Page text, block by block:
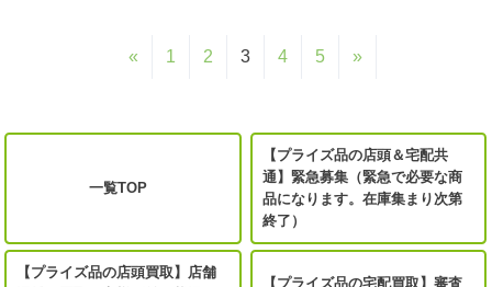
« 1 2 3 4 5 »
一覧TOP
【プライズ品の店頭＆宅配共
通】緊急募集（緊急で必要な商
品になります。在庫集まり次第
終了）
【プライズ品の店頭買取】店舗
【プライズ品の宅配買取】審査